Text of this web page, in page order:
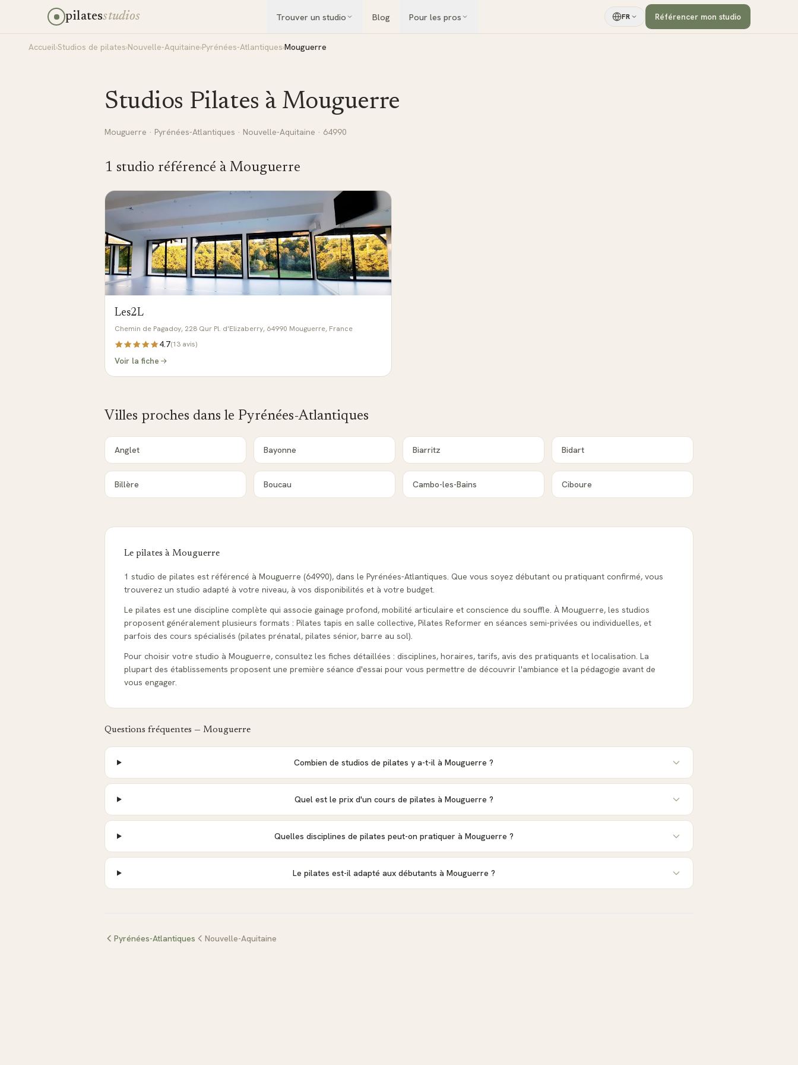
pilatesstudios Trouver un studio Blog Pour les pros FR Référencer mon studio
Accueil›Studios de pilates›Nouvelle-Aquitaine›Pyrénées-Atlantiques›Mouguerre
Studios Pilates à Mouguerre
Mouguerre · Pyrénées-Atlantiques · Nouvelle-Aquitaine · 64990
1 studio référencé à Mouguerre
Les2L
Chemin de Pagadoy, 228 Qur Pl. d'Elizaberry, 64990 Mouguerre, France
4.7(13 avis)
Voir la fiche
Villes proches dans le Pyrénées-Atlantiques
Anglet Bayonne Biarritz Bidart
Billère Boucau Cambo-les-Bains Ciboure
Le pilates à Mouguerre
1 studio de pilates est référencé à Mouguerre (64990), dans le Pyrénées-Atlantiques. Que vous soyez débutant ou pratiquant confirmé, vous
trouverez un studio adapté à votre niveau, à vos disponibilités et à votre budget.
Le pilates est une discipline complète qui associe gainage profond, mobilité articulaire et conscience du souffle. À Mouguerre, les studios
proposent généralement plusieurs formats : Pilates tapis en salle collective, Pilates Reformer en séances semi-privées ou individuelles, et
parfois des cours spécialisés (pilates prénatal, pilates sénior, barre au sol).
Pour choisir votre studio à Mouguerre, consultez les fiches détaillées : disciplines, horaires, tarifs, avis des pratiquants et localisation. La
plupart des établissements proposent une première séance d'essai pour vous permettre de découvrir l'ambiance et la pédagogie avant de
vous engager.
Questions fréquentes — Mouguerre
Combien de studios de pilates y a-t-il à Mouguerre ?
Quel est le prix d'un cours de pilates à Mouguerre ?
Quelles disciplines de pilates peut-on pratiquer à Mouguerre ?
Le pilates est-il adapté aux débutants à Mouguerre ?
Pyrénées-Atlantiques Nouvelle-Aquitaine